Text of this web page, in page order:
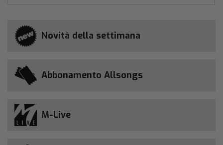
Novità della settimana
Abbonamento Allsongs
M-Live